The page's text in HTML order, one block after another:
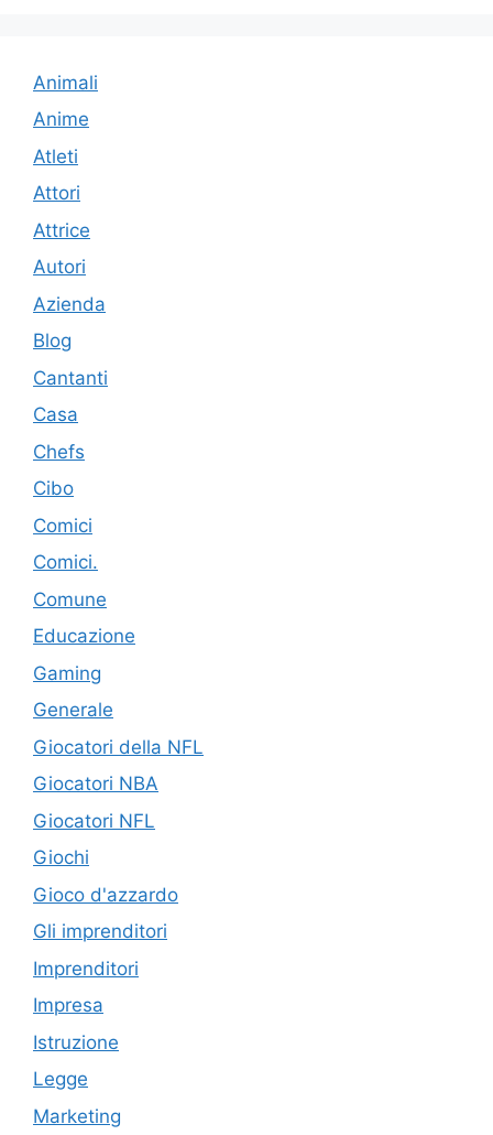
Animali
Anime
Atleti
Attori
Attrice
Autori
Azienda
Blog
Cantanti
Casa
Chefs
Cibo
Comici
Comici.
Comune
Educazione
Gaming
Generale
Giocatori della NFL
Giocatori NBA
Giocatori NFL
Giochi
Gioco d'azzardo
Gli imprenditori
Imprenditori
Impresa
Istruzione
Legge
Marketing